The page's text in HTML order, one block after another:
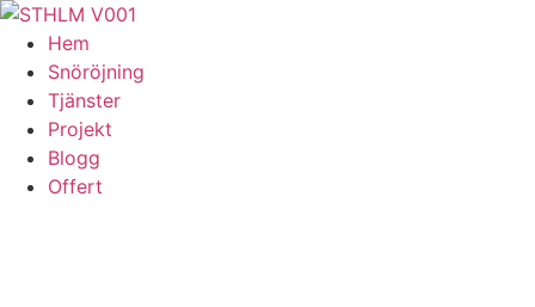
Skip
content
Hem
Snöröjning
Tjänster
Projekt
Blogg
Offert